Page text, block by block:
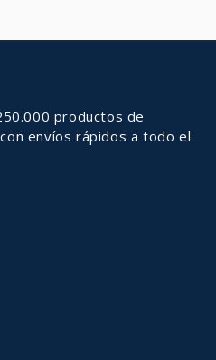
productos de
envíos rápidos a todo el